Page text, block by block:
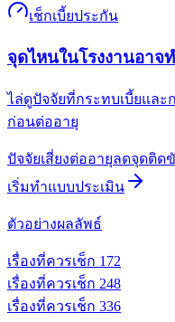
เช็กเบี้ยประกัน
จุดไหนในโรงงานอาจ
ไล่ดูปัจจัยที่กระทบเบี้ยและ
ก่อนต่ออายุ
ปัจจัยเสี่ยงต่ออายุลดจุดติด
เริ่มทำแบบประเมิน
ตัวอย่างผลลัพธ์
เรื่องที่ควรเช็ก 1 72
เรื่องที่ควรเช็ก 248
เรื่องที่ควรเช็ก 336